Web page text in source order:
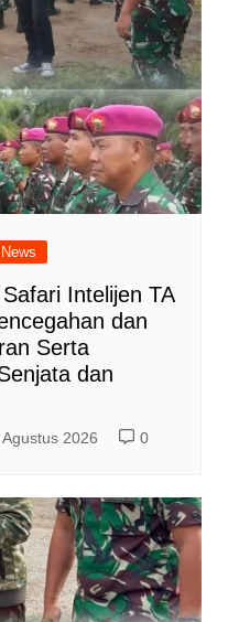
News
Intelijen TA
dan
Serta
dan
Agustus 2026 0